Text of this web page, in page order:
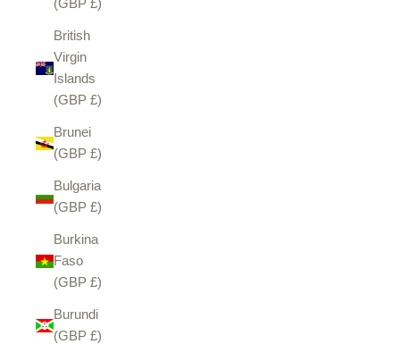
(GBP £)
British
Virgin
Islands
(GBP £)
Brunei
(GBP £)
Bulgaria
(GBP £)
Burkina
Faso
(GBP £)
Burundi
(GBP £)